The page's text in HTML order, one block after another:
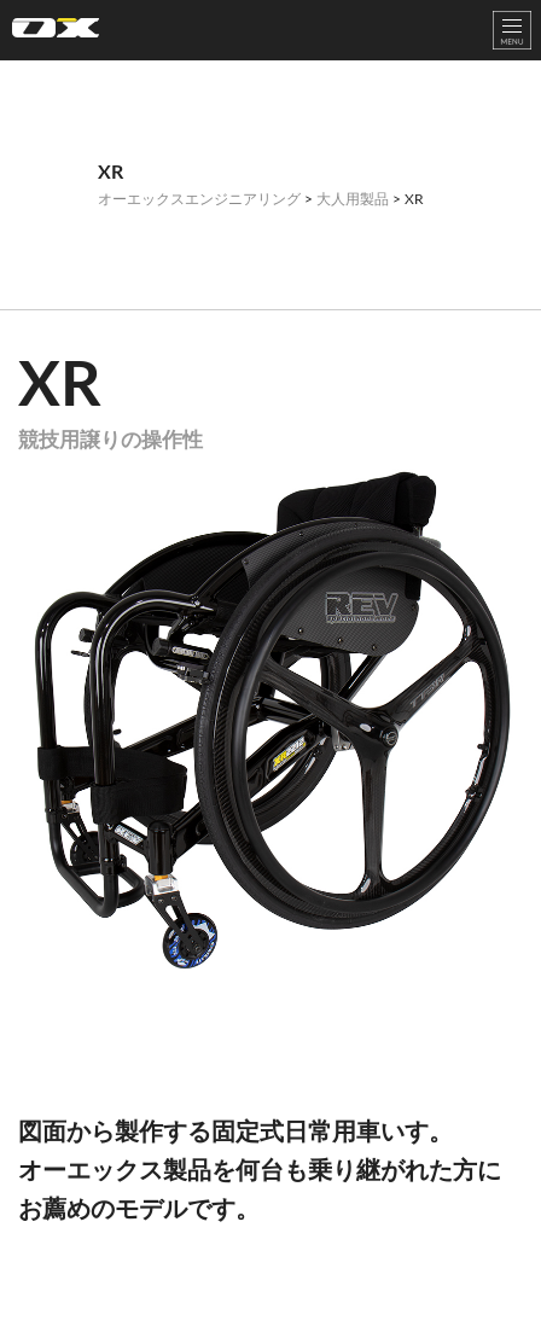
XR
オーエックスエンジニアリング > 大人用製品 > XR
XR
競技用譲りの操作性
図面から製作する固定式日常用車いす。
オーエックス製品を何台も乗り継がれた方に
お薦めのモデルです。